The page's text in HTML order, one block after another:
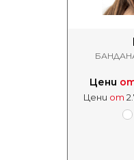
Цени
Цени от